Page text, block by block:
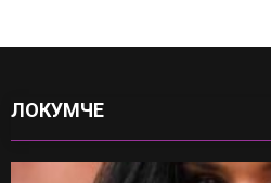
ЛОКУМЧЕ